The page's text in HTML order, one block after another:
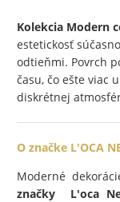
Kolekcia Modern
estetickosť
odtieňmi. Povrch
času, čo ešte viac
diskrétnej
O značke L'OCA
Moderné
značky L'oca